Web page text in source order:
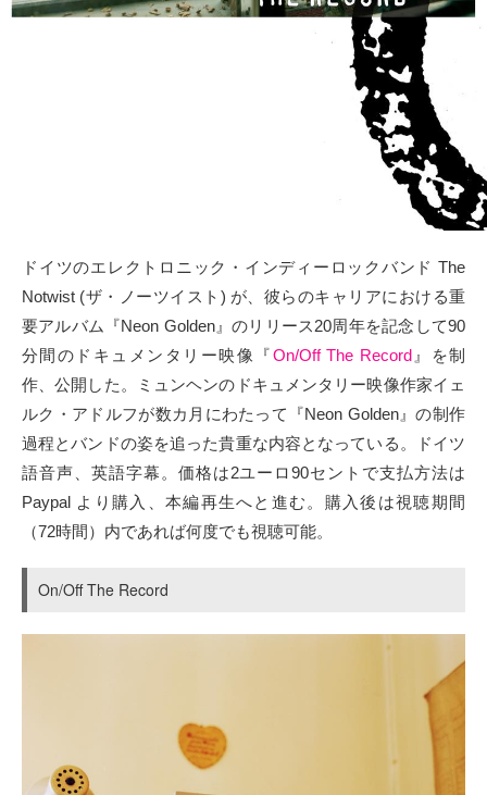
ドイツのエレクトロニック・インディーロックバンド The
Notwist (ザ・ノーツイスト) が、彼らのキャリアにおける重
要アルバム『Neon Golden』のリリース20周年を記念して90
分間のドキュメンタリー映像『On/Off The Record』を制
作、公開した。ミュンヘンのドキュメンタリー映像作家イェ
ルク・アドルフが数カ月にわたって『Neon Golden』の制作
過程とバンドの姿を追った貴重な内容となっている。ドイツ
語音声、英語字幕。価格は2ユーロ90セントで支払方法は
Paypal より購入、本編再生へと進む。購入後は視聴期間
（72時間）内であれば何度でも視聴可能。
On/Off The Record